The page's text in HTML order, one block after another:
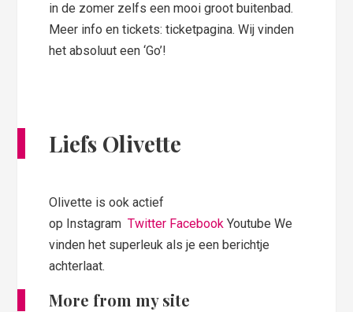
in de zomer zelfs een mooi groot buitenbad.
Meer info en tickets: ticketpagina. Wij vinden
het absoluut een ‘Go’!
Liefs Olivette
Olivette is ook actief
op InstagramTwitter Facebook Youtube We
vinden het superleuk als je een berichtje
achterlaat.
More from my site